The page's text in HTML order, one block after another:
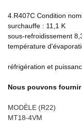
4.R407C Condition
surchauffe : 11,1 K
sous-refroidissement
température
réfrigération et
Nous pouvons
MODÈLE (R22)
MT18-4VM